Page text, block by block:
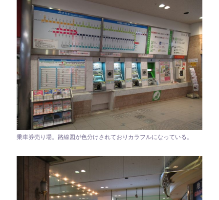
乗車券売り場。路線図が色分けされておりカラフルになっている。